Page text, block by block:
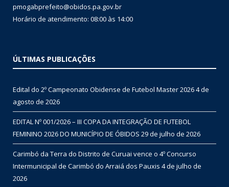
pmogabprefeito@obidos.pa.gov.br
Horário de atendimento: 08:00 às 14:00
ÚLTIMAS PUBLICAÇÕES
Edital do 2º Campeonato Obidense de Futebol Master 20264 de
agosto de 2026
EDITAL Nº 001/2026 – III COPA DA INTEGRAÇÃO DE FUTEBOL
FEMININO 2026 DO MUNICÍPIO DE ÓBIDOS 29 de julho de 2026
Carimbó da Terra do Distrito de Curuai vence o 4º Concurso
Intermunicipal de Carimbó do Arraiá dos Pauxis 4 de julho de
2026